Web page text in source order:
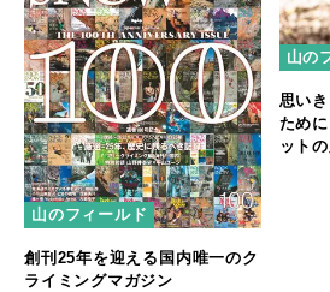
山のフィールド
創刊25年を迎える国内唯一のク
ライミングマガジン
山の
思い
ため
ット